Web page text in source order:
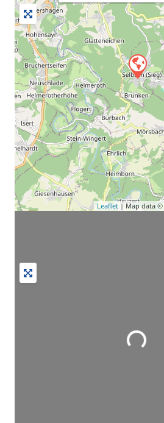
Leaflet | Map data ©
Wird geladen …